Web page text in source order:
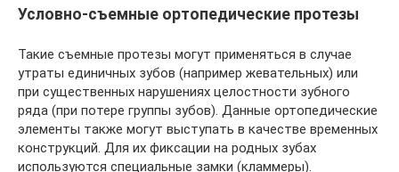
Условно-съемные ортопедические протезы
Такие съемные протезы могут применяться в случае
утраты единичных зубов (например жевательных) или
при существенных нарушениях целостности зубного
ряда (при потере группы зубов). Данные ортопедические
элементы также могут выступать в качестве временных
конструкций. Для их фиксации на родных зубах
используются специальные замки (кламмеры).